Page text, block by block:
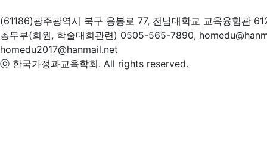
(61186)광주광역시 북구 용봉로 77, 전남대학교 교육융합관
총무부(회원, 학술대회관련) 0505-565-7890,
homedu2017@hanmail.net
ⓒ 한국가정과교육학회. All rights reserved.